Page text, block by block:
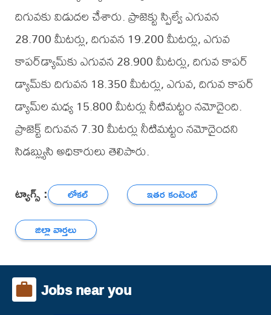
దిగువకు విడుదల చేశారు. ప్రాజెక్టు స్పిల్వే ఎగువన
28.700 మీటర్లు, దిగువన 19.200 మీటర్లు, ఎగువ
కాపర్‌డ్యామ్‌కు ఎగువన 28.900 మీటర్లు, దిగువ కాపర్‌
డ్యామ్‌కు దిగువన 18.350 మీటర్లు, ఎగువ, దిగువ కాపర్‌
డ్యామ్‌ల మధ్య 15.800 మీటర్లు నీటిమట్టం నమోదైంది.
ప్రాజెక్ట్‌ దిగువన 7.30 మీటర్లు నీటిమట్టం నమోదైందని
సిడబ్ల్యుసి అధికారులు తెలిపారు.
ట్యాగ్స్ : లోకల్
ఇతర కంటెంట్
జిల్లా వార్తలు
Jobs near you